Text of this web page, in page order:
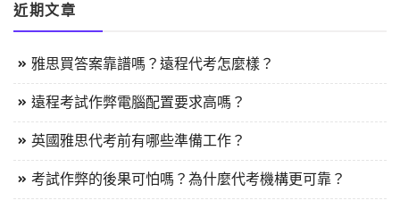
近期文章
雅思買答案靠譜嗎？遠程代考怎麼樣？
遠程考試作弊電腦配置要求高嗎？
英國雅思代考前有哪些準備工作？
考試作弊的後果可怕嗎？為什麼代考機構更可靠？